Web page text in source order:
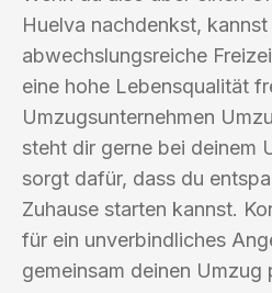
Huelva nachdenkst,
abwechslungsreiche
eine hohe Lebensqualität
Umzugsunternehmen
steht dir gerne bei deinem
sorgt dafür, dass du
Zuhause starten kannst.
für ein unverbindliches
gemeinsam deinen Umzug